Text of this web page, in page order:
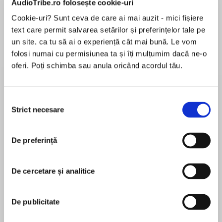
AudioTribe.ro folosește cookie-uri
Cookie-uri? Sunt ceva de care ai mai auzit - mici fișiere
text care permit salvarea setărilor și preferințelor tale pe
un site, ca tu să ai o experiență cât mai bună. Le vom
folosi numai cu permisiunea ta și îți mulțumim dacă ne-o
oferi. Poți schimba sau anula oricând acordul tău.
consimțământului
Strict necesare
De preferință
De cercetare și analitice
De publicitate
Desprecarte
The first in a brand-new series about dancing,
friendship and following your dreams from best-
funky, feisty - and fantastic reads!”
When new girl Caitlyn arrives at Coombe House
School Maddy is sure she must be a fellow
and poise of a ballerina. So when Caitlyn denies
it, Maddy isn’t convinced. But it isn’t until she
comes across Caitlyn practising ballet in the
gym that she realises there must be more to her
În acest moment nu există recenzii
pentru această carte
Jean Ure was born in Surrey and, when growing